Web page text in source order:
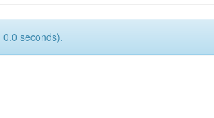
seconds).